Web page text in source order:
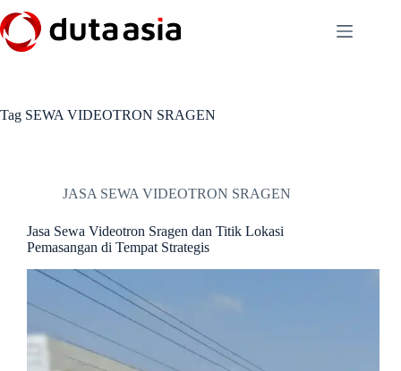
to
content
Tag SEWA VIDEOTRON SRAGEN
JASA SEWA VIDEOTRON SRAGEN
Jasa Sewa Videotron Sragen dan Titik Lokasi
Pemasangan di Tempat Strategis